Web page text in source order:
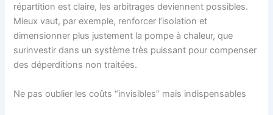
répartition est claire, les arbitrages deviennent possibles.
Mieux vaut, par exemple, renforcer l’isolation et
dimensionner plus justement la pompe à chaleur, que
surinvestir dans un système très puissant pour compenser
des déperditions non traitées.
Ne pas oublier les coûts “invisibles” mais indispensables